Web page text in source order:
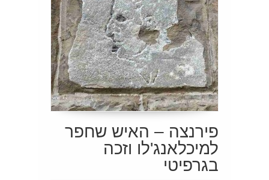
פירנצה – האיש שחפר
למיכלאנג'לו וזכה
בגרפיטי